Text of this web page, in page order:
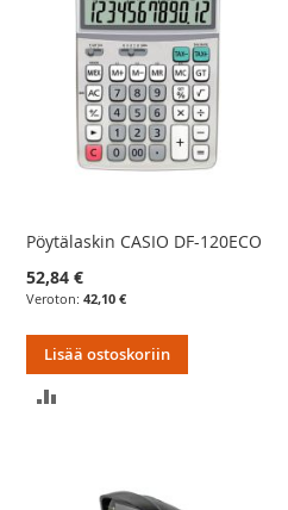
Pöytälaskin CASIO DF-120ECO
52,84 €
42,10 €
Lisää ostoskoriin